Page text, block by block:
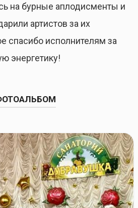
на бурные аплодисменты и
артистов за их
спасибо исполнителям за
энергетику!